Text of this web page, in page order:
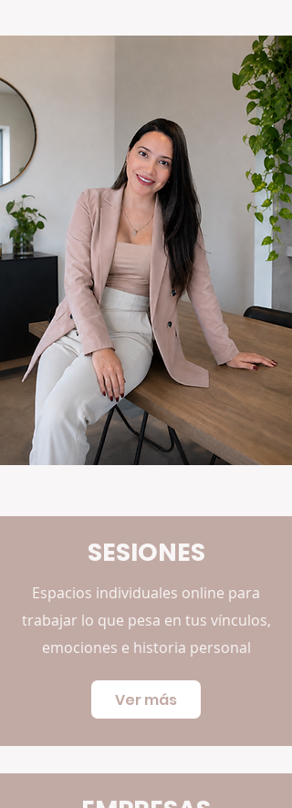
SESIONES
Espacios individuales online para
trabajar lo que pesa en tus vínculos,
emociones e historia personal
Ver más